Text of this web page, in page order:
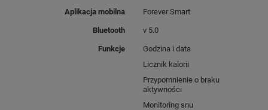
Metalowa ramka
Aplikacja mobilna Forever Smart
Bluetooth v 5.0
Funkcje
Godzina i data
Licznik kalorii
Przypomnienie o braku
aktywności
Monitoring snu